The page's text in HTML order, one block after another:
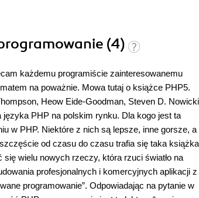
(4)
każdemu programiście zainteresowanemu
na poważnie. Mowa tutaj o książce PHP5.
Heow Eide-Goodman, Steven D. Nowicki
PHP na polskim rynku. Dla kogo jest ta
w PHP. Niektóre z nich są lepsze, inne gorsze, a
od czasu do czasu trafia się taka
wielu nowych rzeczy, która rzuci światło na
profesjonalnych i komercyjnych aplikacji z
programowanie”. Odpowiadając na pytanie w